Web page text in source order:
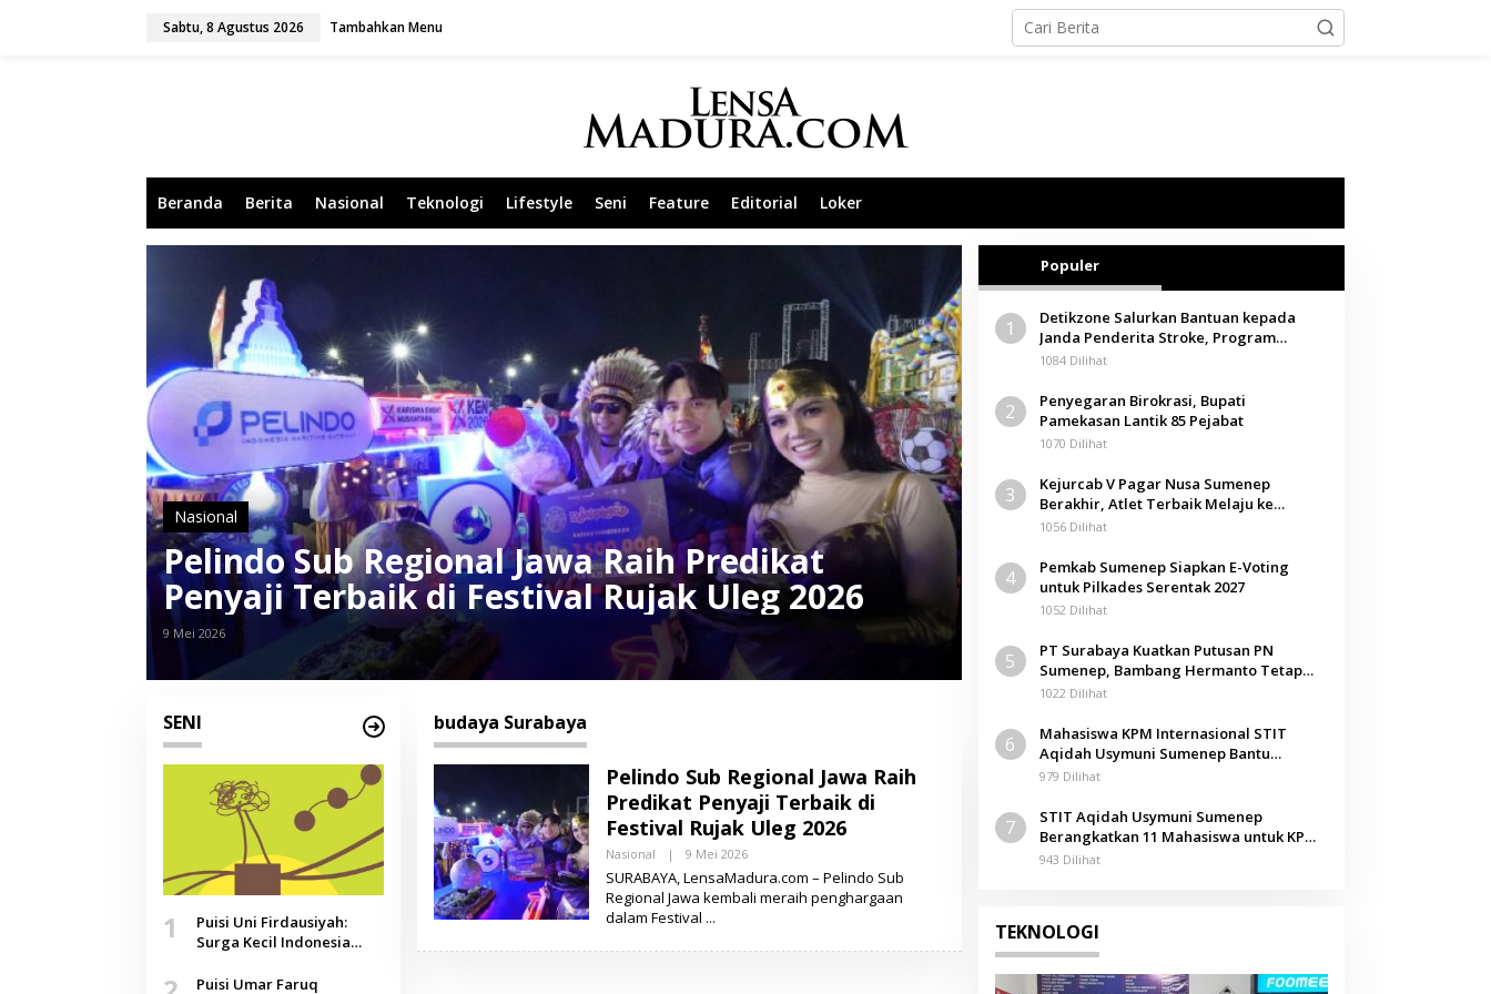
Sabtu, 8 Agustus 2026 Tambahkan Menu
Beranda Berita Nasional Teknologi Lifestyle Seni Feature Editorial Loker
Nasional
Pelindo Sub Regional Jawa Raih Predikat
Penyaji Terbaik di Festival Rujak Uleg 2026
9 Mei 2026
SENI
1
Puisi Uni Firdausiyah:
Surga Kecil Indonesia
Doa yang Jauh, Narasi
Puisi Umar Faruq
budaya Surabaya
Pelindo Sub Regional Jawa Raih
Predikat Penyaji Terbaik di
Festival Rujak Uleg 2026
Nasional | 9 Mei 2026O
E
H
SURABAYA, LensaMadura.com – Pelindo Sub
Regional Jawa kembali meraih penghargaan
dalam Festival
Populer
1
Detikzone Salurkan Bantuan kepada
Janda Penderita Stroke, Program
Berbagi Masuki Hari ke-61
1084 Dilihat
2
Penyegaran Birokrasi, Bupati
Pamekasan Lantik 85 Pejabat
1070 Dilihat
3
Kejurcab V Pagar Nusa Sumenep
Berakhir, Atlet Terbaik Melaju ke
Kejurwil Jatim
1056 Dilihat
4
Pemkab Sumenep Siapkan E-Voting
untuk Pilkades Serentak 2027
1052 Dilihat
5
PT Surabaya Kuatkan Putusan PN
Sumenep, Bambang Hermanto Tetap
Dinyatakan Pemilik Sah Tanah di
1022 Dilihat
6
Mahasiswa KPM Internasional STIT
Aqidah Usymuni Sumenep Bantu
Pengurusan Jenazah WNI di Malaysia
979 Dilihat
7
STIT Aqidah Usymuni Sumenep
Berangkatkan 11 Mahasiswa untuk KPM
Internasional di Malaysia
943 Dilihat
TEKNOLOGI